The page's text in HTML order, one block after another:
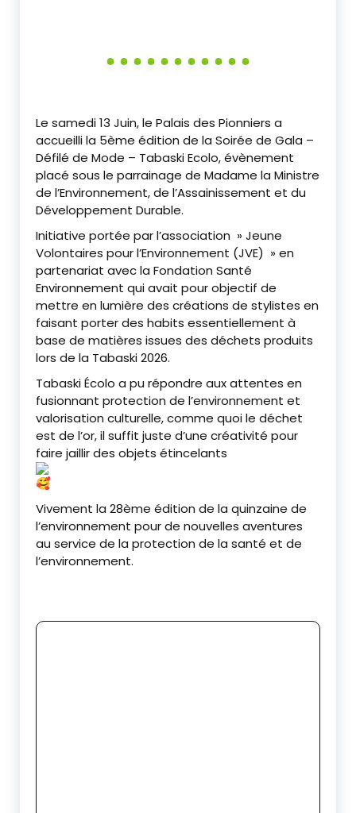
‎Le samedi 13 Juin, le Palais des Pionniers a
accueilli la 5ème édition de la Soirée de Gala –
Défilé de Mode – Tabaski Ecolo, évènement
placé sous le parrainage de Madame la Ministre
de l’Environnement, de l’Assainissement et du
Développement Durable.
‎Initiative portée par l’association » Jeune
Volontaires pour l’Environnement (JVE) » en
partenariat avec la Fondation Santé
Environnement qui avait pour objectif de
mettre en lumière des créations de stylistes en
faisant porter des habits essentiellement à
base de matières issues des déchets produits
lors de la Tabaski 2026.
‎Tabaski Écolo a pu répondre aux attentes en
fusionnant protection de l’environnement et
valorisation culturelle, comme quoi le déchet
est de l’or, il suffit juste d’une créativité pour
faire jaillir des objets étincelants
Vivement la 28ème édition de la quinzaine de
l’environnement pour de nouvelles aventures
au service de la protection de la santé et de
l’environnement.